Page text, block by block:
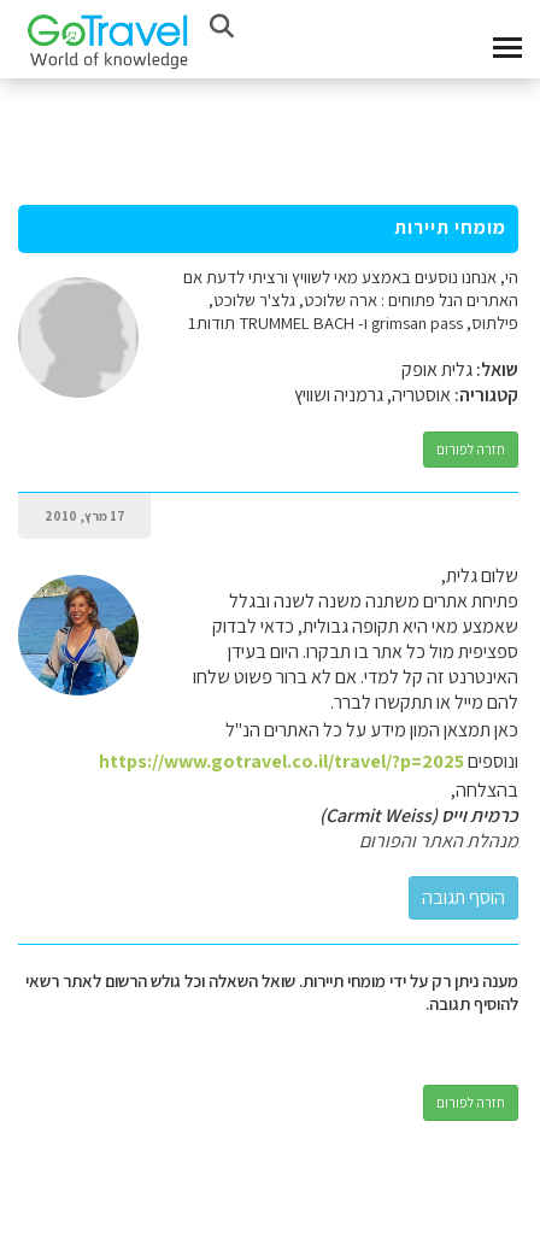
מומחי תיירות
הי, אנחנו נוסעים באמצע מאי לשוויץ ורציתי לדעת אם
האתרים הנל פתוחים : ארה שלוכט, גלצ'ר שלוכט,
פילתוס, grimsan pass ו- TRUMMEL BACH תודות1
שואל:גלית אופק
קטגוריה:אוסטריה, גרמניה ושוויץ
חזרה לפורום
17 מרץ, 2010
שלום גלית,
פתיחת אתרים משתנה משנה לשנה ובגלל
שאמצע מאי היא תקופה גבולית, כדאי לבדוק
ספציפית מול כל אתר בו תבקרו. היום בעידן
האינטרנט זה קל למדי. אם לא ברור פשוט שלחו
להם מייל או תתקשרו לברר.
כאן תמצאן המון מידע על כל האתרים הנ"ל
ונוספיםhttps://www.gotravel.co.il/travel/?p=2025
בהצלחה,
כרמית וייס (Carmit Weiss)
מנהלת האתר והפורום
מענה ניתן רק על ידי מומחי תיירות. שואל השאלה וכל גולש הרשום לאתר רשאי
להוסיף תגובה.
חזרה לפורום